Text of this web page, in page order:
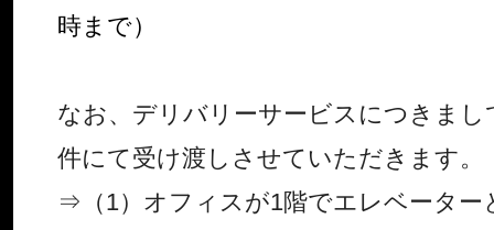
時まで）
なお、デリバリーサービスにつきまし
件にて受け渡しさせていただきます。
⇒（1）オフィスが1階でエレベーター